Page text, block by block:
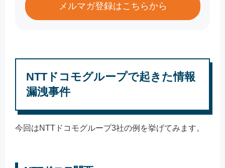
メルマガ登録はこちらから
NTTドコモグループで起きた情報
漏洩事件
今回はNTTドコモグループ3社の例を挙げてみます。